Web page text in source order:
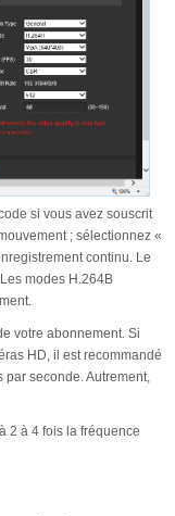
si vous avez souscrit
; sélectionnez «
continu. Le
modes H.264B
votre abonnement. Si
HD, il est recommandé
seconde. Autrement,
2 à 4 fois la fréquence